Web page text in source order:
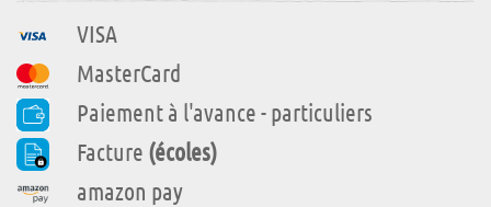
VISA
MasterCard
Paiement à l'avance - particuliers
Facture (écoles)
amazon pay